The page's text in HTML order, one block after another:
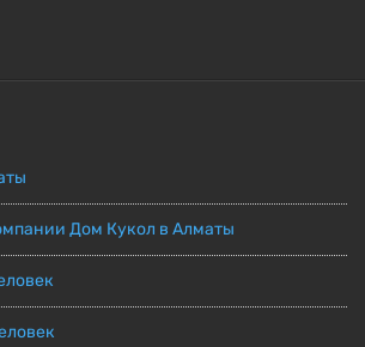
Дом Кукол в Алматы